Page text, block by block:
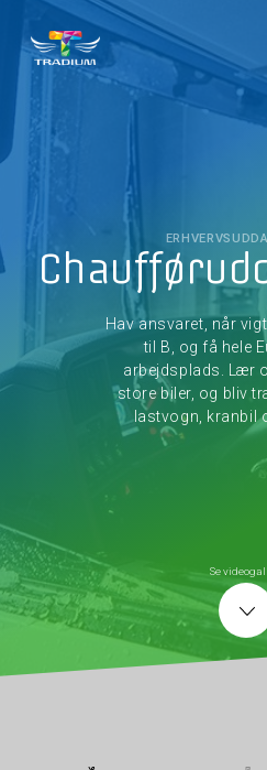
Hav ansvaret, når
til B, og få hele
arbejdsplads. Lær
store biler, og bliv
lastvogn, kranbil
Se